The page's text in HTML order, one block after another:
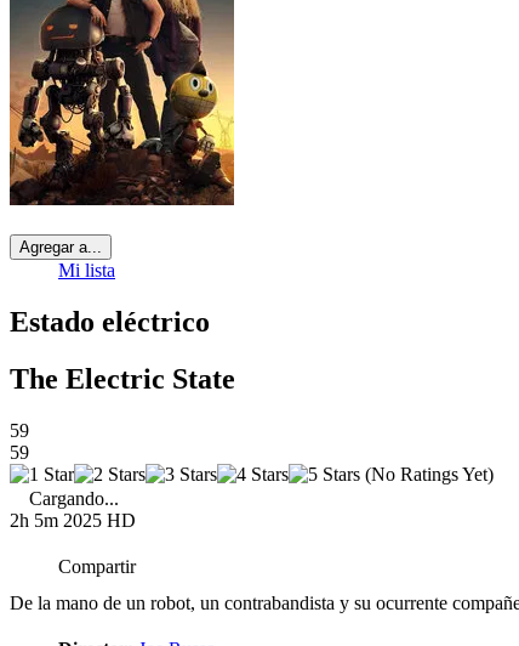
Agregar a...
Mi lista
Estado eléctrico
The Electric State
59
59
(No Ratings Yet)
Cargando...
2h 5m 2025 HD
Compartir
De la mano de un robot, un contrabandista y su ocurrente